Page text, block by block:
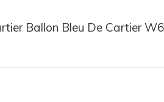
Cartier Ballon Bleu De Cartier
Ballon Bleu De Cartier